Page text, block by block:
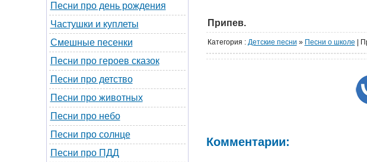
Песни про день рождения
Частушки и куплеты
Смешные песенки
Песни про героев сказок
Песни про детство
Песни про животных
Песни про небо
Песни про солнце
Песни про ПДД
Припев.
Категория : Детские песни » Песни о школе |
Комментарии: